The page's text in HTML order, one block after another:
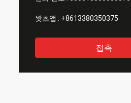
왓츠앱 : +8613380350375
접촉